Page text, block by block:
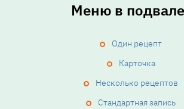
Меню в
Один рецепт
Карточка
Несколько рецептов
Стандартная запись